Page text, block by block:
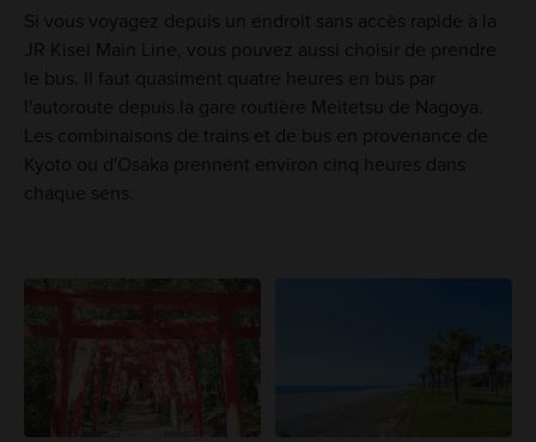
Si vous voyagez depuis un endroit sans accès rapide à la
JR Kisei Main Line, vous pouvez aussi choisir de prendre
le bus. Il faut quasiment quatre heures en bus par
l'autoroute depuis la gare routière Meitetsu de Nagoya.
Les combinaisons de trains et de bus en provenance de
Kyoto ou d'Osaka prennent environ cinq heures dans
chaque sens.